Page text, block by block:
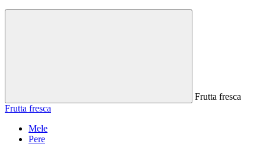
Frutta fresca
Frutta fresca
Mele
Pere